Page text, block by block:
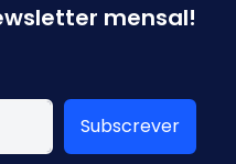
mensal!
Subscrever